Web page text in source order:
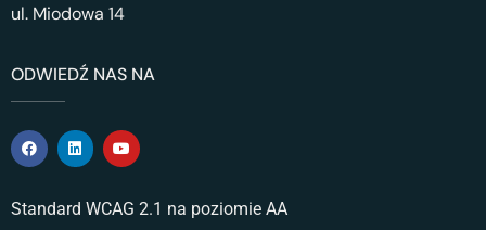
ul. Miodowa 14
ODWIEDŹ NAS NA
Standard WCAG 2.1 na poziomie AA